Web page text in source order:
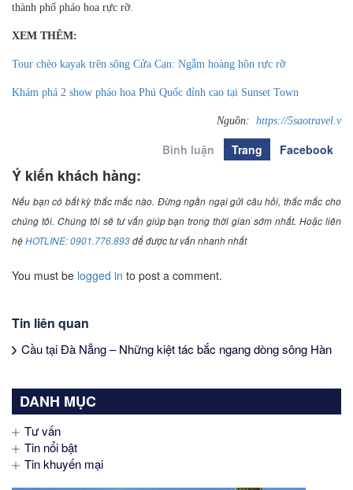
thành phố pháo hoa rực rỡ.
XEM THÊM:
Tour chèo kayak trên sông Cửa Cạn: Ngắm hoàng hôn rực rỡ
Khám phá 2 show pháo hoa Phú Quốc đỉnh cao tại Sunset Town
Nguồn: https://5saotravel.v
Bình luận Trang Facebook
Ý kiến khách hàng:
Nếu bạn có bất kỳ thắc mắc nào. Đừng ngần ngại gửi câu hỏi, thắc mắc cho
chúng tôi. Chúng tôi sẽ tư vấn giúp bạn trong thời gian sớm nhất. Hoặc liên
hệHOTLINE: 0901.776.893để được tư vấn nhanh nhất
You must be logged in to post a comment.
Tin liên quan
Cầu tại Đà Nẵng – Những kiệt tác bắc ngang dòng sông Hàn
DANH MỤC
Tư vấn
Tin nổi bật
Tin khuyến mại